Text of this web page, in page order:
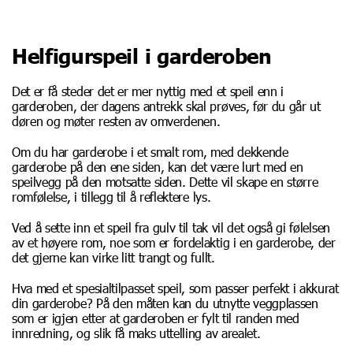
Helfigurspeil i garderoben
Det er få steder det er mer nyttig med et speil enn i
garderoben, der dagens antrekk skal prøves, før du går ut
døren og møter resten av omverdenen.
Om du har garderobe i et smalt rom, med dekkende
garderobe på den ene siden, kan det være lurt med en
speilvegg på den motsatte siden. Dette vil skape en større
romfølelse, i tillegg til å reflektere lys.
Ved å sette inn et speil fra gulv til tak vil det også gi følelsen
av et høyere rom, noe som er fordelaktig i en garderobe, der
det gjerne kan virke litt trangt og fullt.
Hva med et spesialtilpasset speil, som passer perfekt i akkurat
din garderobe? På den måten kan du utnytte veggplassen
som er igjen etter at garderoben er fylt til randen med
innredning, og slik få maks uttelling av arealet.